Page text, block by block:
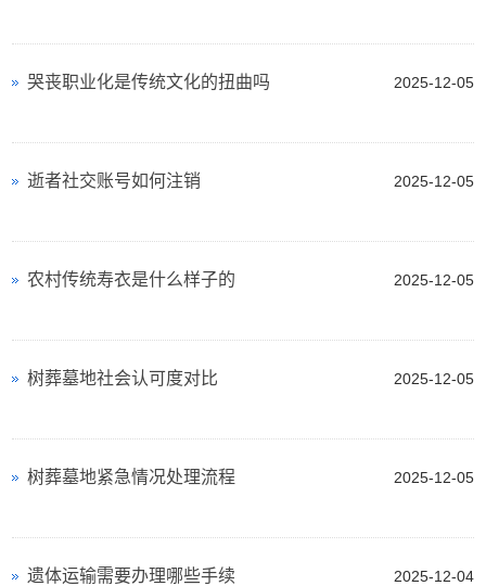
2025-12-05
哭丧职业化是传统文化的扭曲吗
2025-12-05
逝者社交账号如何注销
2025-12-05
农村传统寿衣是什么样子的
2025-12-05
树葬墓地社会认可度对比
2025-12-05
树葬墓地紧急情况处理流程
2025-12-04
遗体运输需要办理哪些手续